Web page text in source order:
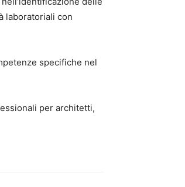
laboratoriali con
specifiche nel
per architetti,